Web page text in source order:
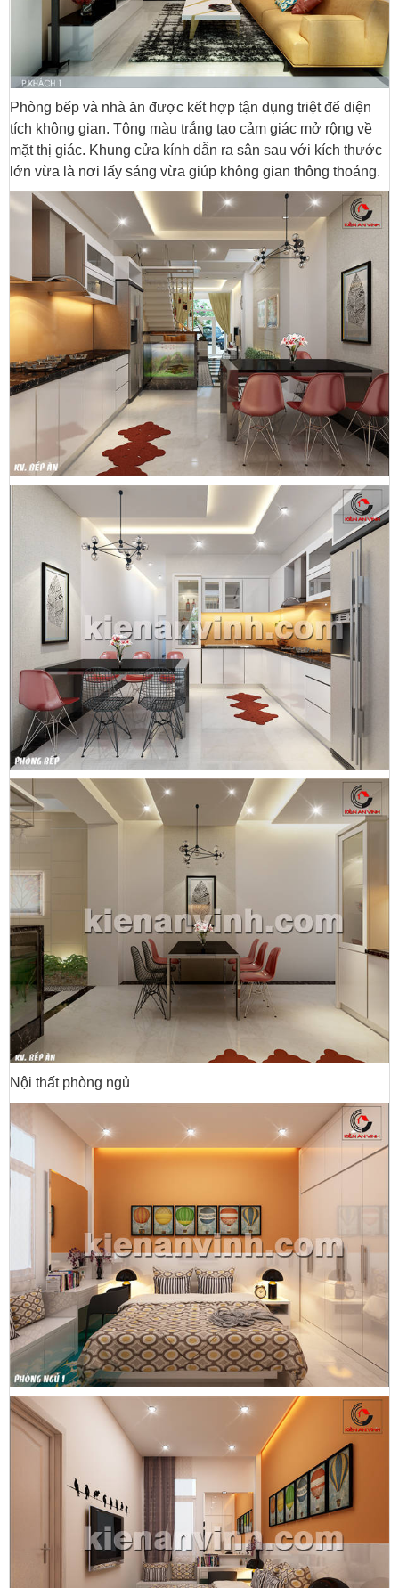
Phòng bếp và nhà ăn được kết hợp tận dụng triệt để diện
tích không gian. Tông màu trắng tạo cảm giác mở rộng về
mặt thị giác. Khung cửa kính dẫn ra sân sau với kích thước
lớn vừa là nơi lấy sáng vừa giúp không gian thông thoáng.
Nội thất phòng ngủ